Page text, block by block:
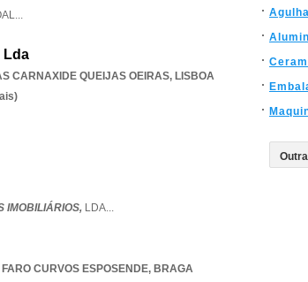
...
Lda
CARNAXIDE QUEIJAS OEIRAS, LISBOA
IMOBILIÁRIOS, LDA...
CURVOS ESPOSENDE, BRAGA